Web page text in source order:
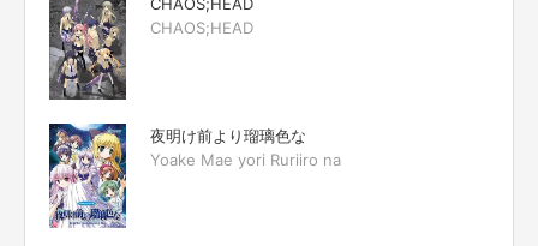
CHAOS;HEAD
夜明け前より瑠璃色な
Yoake Mae yori Ruriiro na